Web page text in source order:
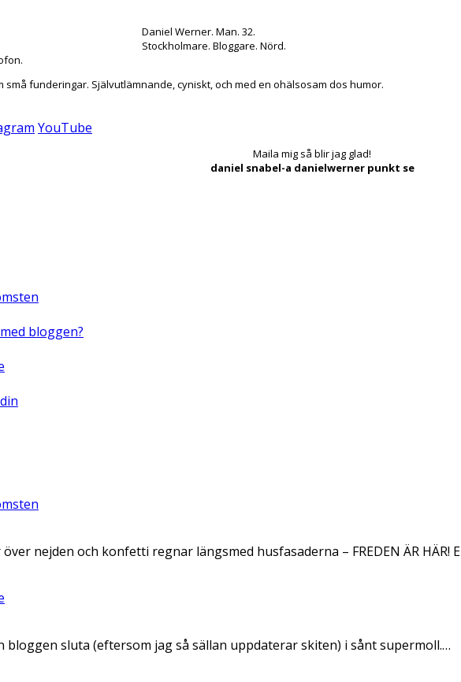
Daniel Werner. Man. 32.
Stockholmare. Bloggare. Nörd.
små funderingar. Självutlämnande, cyniskt, och med en ohälsosam dos humor.
YouTube
Maila mig så blir jag glad!
daniel snabel-a danielwerner punkt se
bloggen?
nejden och konfetti regnar längsmed husfasaderna – FREDEN ÄR HÄR!
bloggen sluta (eftersom jag så sällan uppdaterar skiten) i sånt supermoll.…